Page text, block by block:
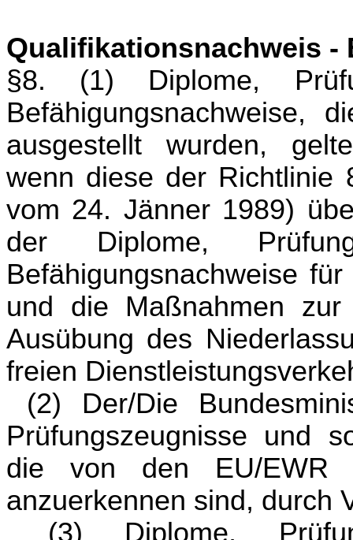
Qualifikationsnachweis -
§8. (1) Diplome,
Befähigungsnachweise,
ausgestellt wurden,
wenn diese der Richtlinie
vom 24. Jänner 1989)
der Diplome,
Befähigungsnachweise
und die Maßnahmen zur
Ausübung des
freien
(2) Der/Die
Prüfungszeugnisse und
die von den EU/EWR
anzuerkennen sind, durch
(3) Diplome,